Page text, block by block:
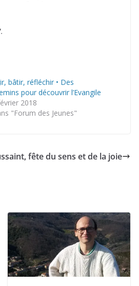
bâtir, réfléchir • Des
pour découvrir l’Evangile
2018
"Forum des Jeunes"
fête du sens et de la joie